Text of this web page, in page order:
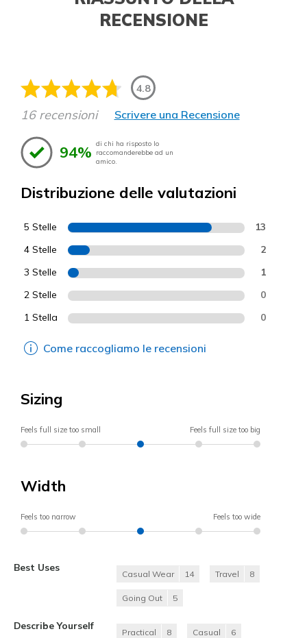
RECENSIONE
4.8
16 recensioni Scrivere una Recensione
94% di chi ha risposto lo
raccomanderebbe ad un
amico.
Distribuzione delle valutazioni
5 Stelle 13
4 Stelle 2
3 Stelle 1
2 Stelle 0
1 Stella 0
Come raccogliamo le recensioni
Sizing
Feels full size too small Feels full size too big
Width
Feels too narrow Feels too wide
Best Uses
Casual Wear 14 Travel 8
Going Out 5
Describe Yourself
Practical 8 Casual 6